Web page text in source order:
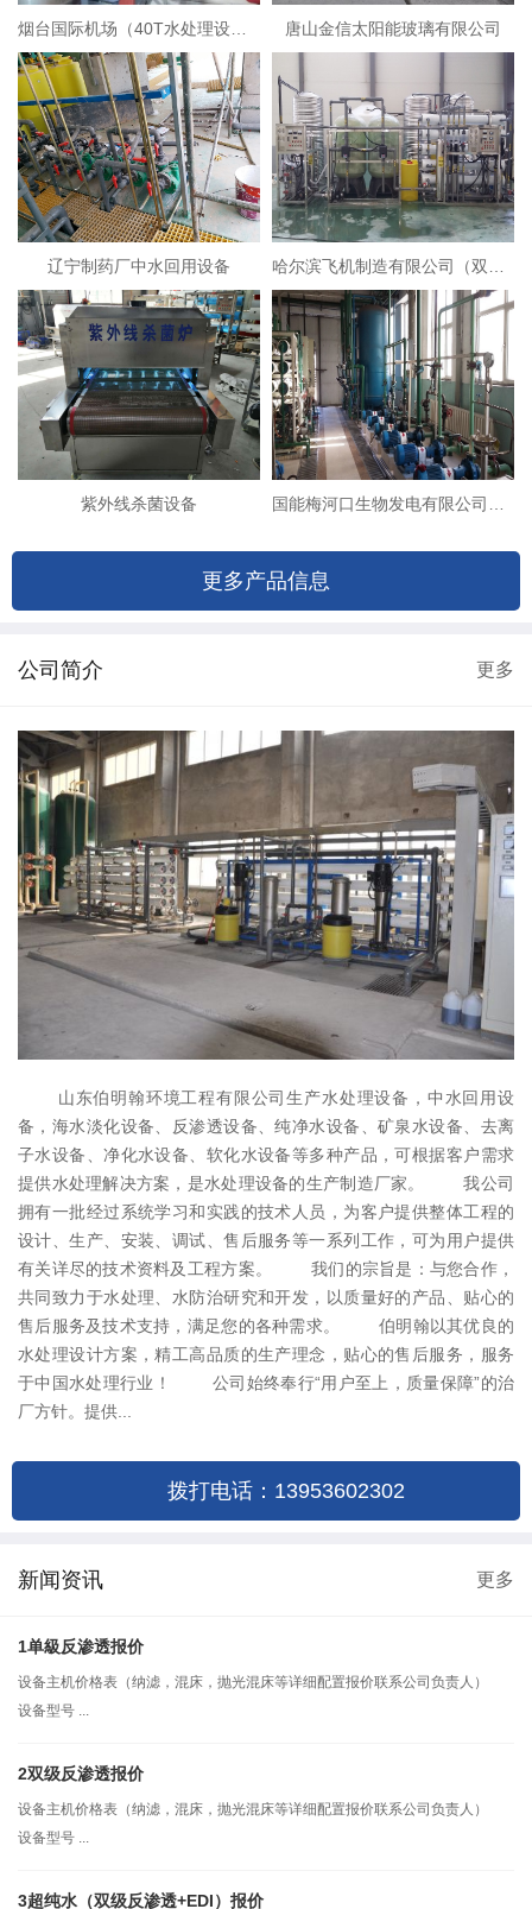
唐山金信太阳能玻璃有限公司
辽宁制药厂中水回用设备
紫外线杀菌设备
更多产品信息
公司简介 更多
山东伯明翰环境工程有限公司生产水处理设备，中水回用设
备，海水淡化设备、反渗透设备、纯净水设备、矿泉水设备、去离
子水设备、净化水设备、软化水设备等多种产品，可根据客户需求
提供水处理解决方案，是水处理设备的生产制造厂家。 我公司
拥有一批经过系统学习和实践的技术人员，为客户提供整体工程的
设计、生产、安装、调试、售后服务等一系列工作，可为用户提供
有关详尽的技术资料及工程方案。 我们的宗旨是：与您合作，
共同致力于水处理、水防治研究和开发，以质量好的产品、贴心的
售后服务及技术支持，满足您的各种需求。 伯明翰以其优良的
水处理设计方案，精工高品质的生产理念，贴心的售后服务，服务
于中国水处理行业！ 公司始终奉行“用户至上，质量保障”的治
厂方针。提供...
拨打电话：13953602302
新闻资讯 更多
1单級反渗透报价
设备主机价格表（纳滤，混床，抛光混床等详细配置报价联系公司负责人）
设备型号 ...
2双级反渗透报价
设备主机价格表（纳滤，混床，抛光混床等详细配置报价联系公司负责人）
设备型号 ...
3超纯水（双级反渗透+EDI）报价